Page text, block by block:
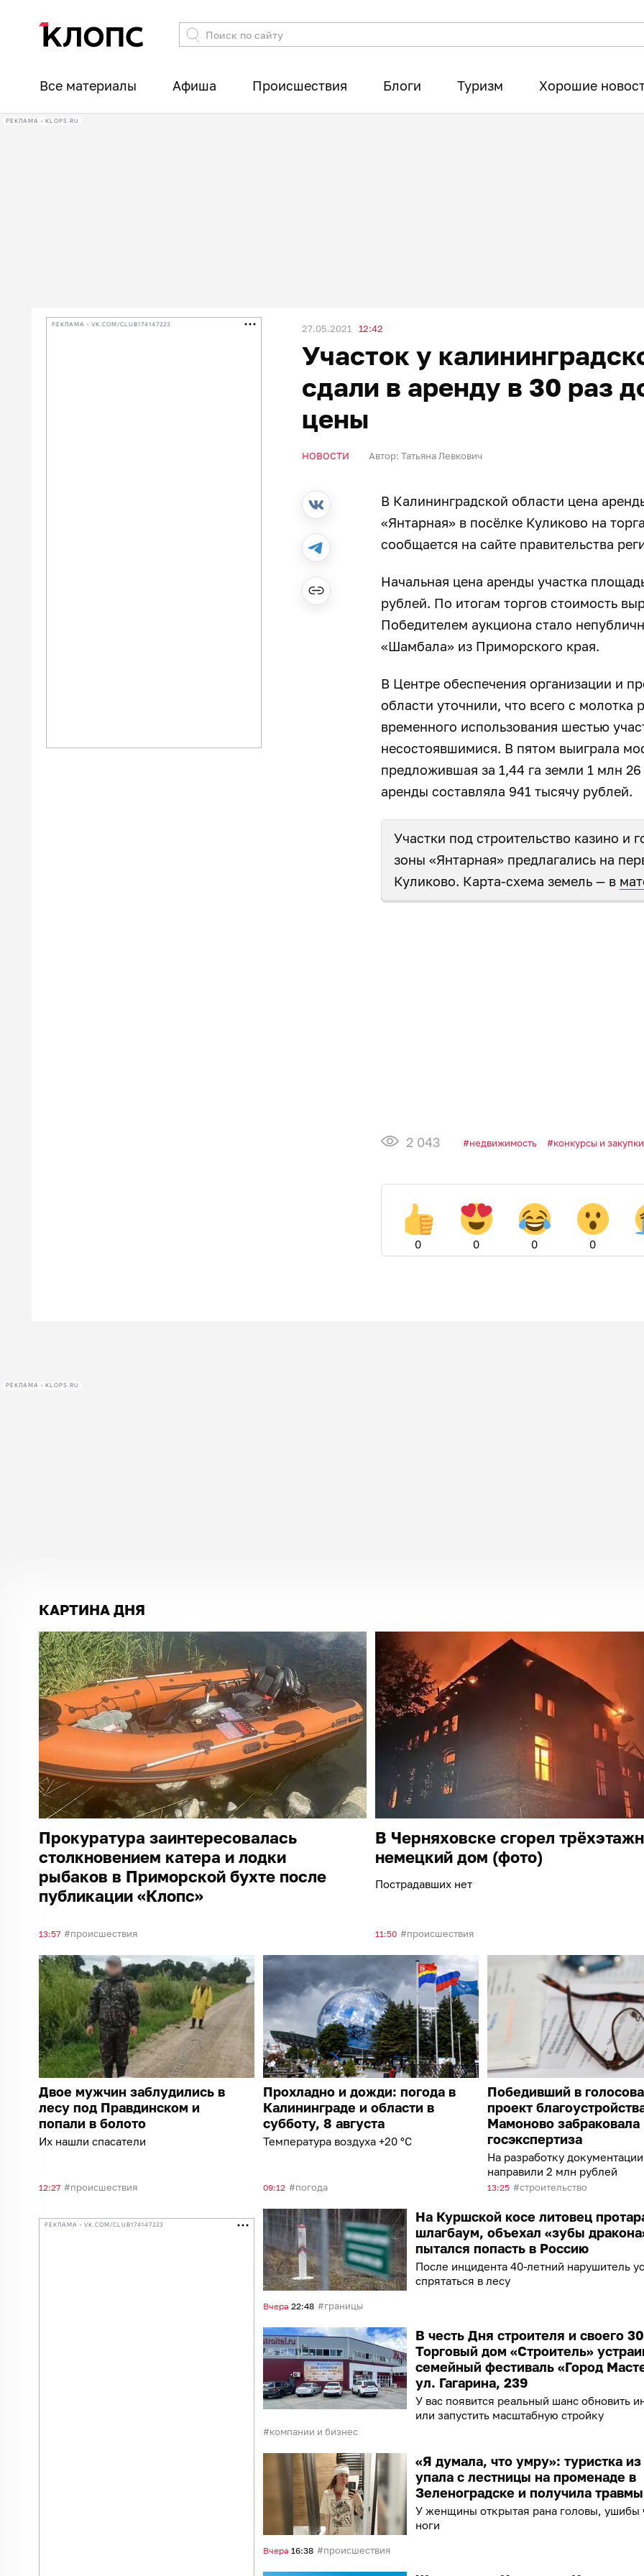
Все материалы Афиша Происшествия Блоги Туризм Хорошие
РЕКЛАМА • KLOPS.RU
РЕКЛАМА • VK.COM/CLUB174147223 27.05.2021 12:42
Участок у
сдали в аренду в 30 раз
цены
НОВОСТИ Автор: Татьяна Левкович
В Калининградской области цена
«Янтарная» в посёлке Куликово на
сообщается на сайте правительства
Начальная цена аренды участка
рублей. По итогам торгов стоимость
Победителем аукциона стало
«Шамбала» из Приморского края.
В Центре обеспечения организации и
области уточнили, что всего с молотка
временного использования шестью
несостоявшимися. В пятом выиграла
предложившая за 1,44 га земли 1 млн
аренды составляла 941 тысячу рублей.
Участки под строительство казино и
зоны «Янтарная» предлагались на
Куликово. Карта-схема земель — в
2 043 недвижимость конкурсы и закупки
0 0 0 0
РЕКЛАМА • KLOPS.RU
КАРТИНА ДНЯ
Прокуратура заинтересовалась
столкновением катера и лодки
рыбаков в Приморской бухте после
публикации «Клопс»
13:57 происшествия
В Черняховске сгорел
немецкий дом (фото)
Пострадавших нет
11:50 происшествия
Двое мужчин заблудились в
лесу под Правдинском и
попали в болото
Их нашли спасатели
12:27 происшествия
Прохладно и дожди: погода в
Калининграде и области в
субботу, 8 августа
Температура воздуха +20 °С
09:12 погода
Победивший в
проект
Мамоново забраковала
госэкспертиза
На разработку документации
направили 2 млн рублей
13:25 строительство
РЕКЛАМА • VK.COM/CLUB174147223
На Куршской косе литовец
шлагбаум, объехал «зубы
пытался попасть в Россию
После инцидента 40-летний нарушитель
спрятаться в лесу
Вчера 22:48 границы
В честь Дня строителя и своего
Торговый дом «Строитель»
семейный фестиваль «Город
ул. Гагарина, 239
У вас появится реальный шанс обновить
или запустить масштабную стройку
компании и бизнес
«Я думала, что умру»: туристка
упала с лестницы на променаде в
Зеленоградске и получила
У женщины открытая рана головы, ушибы
ноги
Вчера 16:38 происшествия